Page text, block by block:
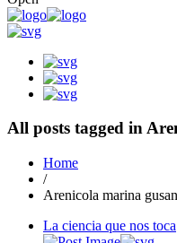
All posts tagged in
Home
/
Arenicola marina
La ciencia que nos toca